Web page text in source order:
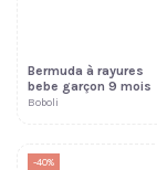
Bermuda à rayures
bebe garçon 9 mois
Boboli
-40%